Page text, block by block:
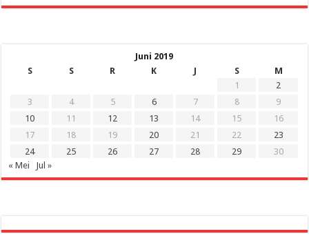
Juni 2019
S
S R K J S
M
1
2
3
4 5 6 7 8
9
10
11 12 13 14 15
16
17
18 19 20 21 22
23
24
25 26 27 28 29
30
« Mei
Jul »